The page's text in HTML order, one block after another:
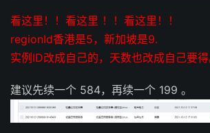
看这里！！看这里 ！！看这里！！
regionId香港是5，新加坡是9.
实例ID改成自己的，天数也改成自己要得
建议先续一个 584，再续一个 199 。